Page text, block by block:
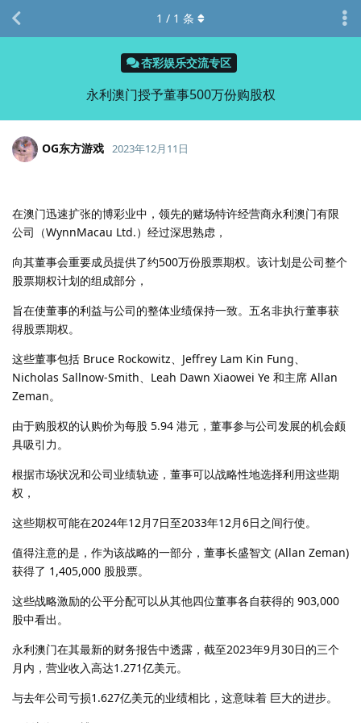
杏彩娱乐交流专区
永利澳门授予董事500万份购股权
1 / 1 条
OG东方游戏 2023年12月11日
在澳门迅速扩张的博彩业中，领先的赌场特许经营商永利澳门有限
公司（WynnMacau Ltd.）经过深思熟虑，
向其董事会重要成员提供了约500万份股票期权。该计划是公司整个
股票期权计划的组成部分，
旨在使董事的利益与公司的整体业绩保持一致。五名非执行董事获
得股票期权。
这些董事包括 Bruce Rockowitz、Jeffrey Lam Kin Fung、
Nicholas Sallnow-Smith、Leah Dawn Xiaowei Ye 和主席 Allan
Zeman。
由于购股权的认购价为每股 5.94 港元，董事参与公司发展的机会颇
具吸引力。
根据市场状况和公司业绩轨迹，董事可以战略性地选择利用这些期
权，
这些期权可能在2024年12月7日至2033年12月6日之间行使。
值得注意的是，作为该战略的一部分，董事长盛智文 (Allan Zeman)
获得了 1,405,000 股股票。
这些战略激励的公平分配可以从其他四位董事各自获得的 903,000
股中看出。
永利澳门在其最新的财务报告中透露，截至2023年9月30日的三个
月内，营业收入高达1.271亿美元。
与去年公司亏损1.627亿美元的业绩相比，这意味着 巨大的进步。